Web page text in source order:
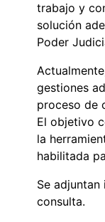
trabajo y
solución
Poder
gestiones
proceso de
El objetivo
la
habilitada
Se adjuntan
consulta.